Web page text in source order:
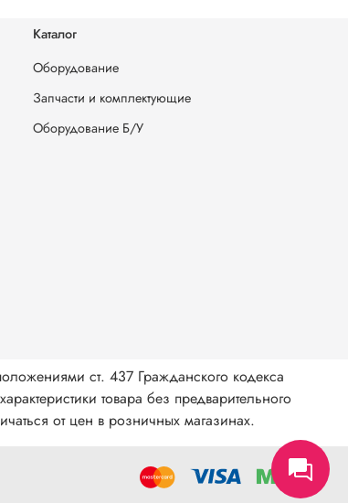
Каталог
Оборудование
Запчасти и комплектующие
Оборудование Б/У
ст. 437 Гражданского кодекса
товара без предварительного
от цен в розничных магазинах.